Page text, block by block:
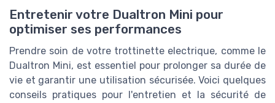
Entretenir votre Dualtron Mini pour
optimiser ses performances
Prendre soin de votre trottinette electrique, comme le
Dualtron Mini, est essentiel pour prolonger sa durée de
vie et garantir une utilisation sécurisée. Voici quelques
conseils pratiques pour l'entretien et la sécurité de